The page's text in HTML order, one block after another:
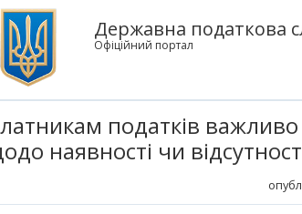
Державна податкова
Офіційний портал
податків
наявності чи